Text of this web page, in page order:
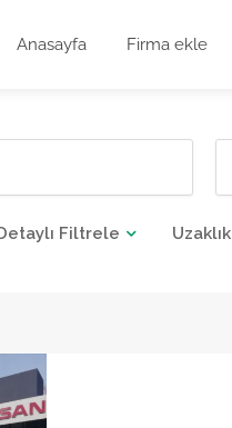
Anasayfa Firma ekle
Filtrele Uzaklık